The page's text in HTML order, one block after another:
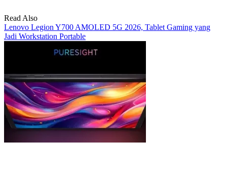
Read Also
Lenovo Legion Y700 AMOLED 5G 2026, Tablet Gaming yang
Jadi Workstation Portable